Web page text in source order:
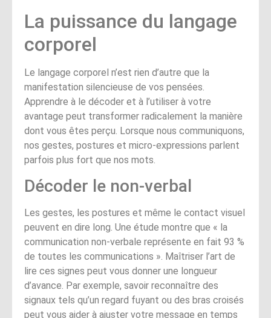
La puissance du langage
corporel
Le langage corporel n’est rien d’autre que la
manifestation silencieuse de vos pensées.
Apprendre à le décoder et à l’utiliser à votre
avantage peut transformer radicalement la manière
dont vous êtes perçu. Lorsque nous communiquons,
nos gestes, postures et micro-expressions parlent
parfois plus fort que nos mots.
Décoder le non-verbal
Les gestes, les postures et même le contact visuel
peuvent en dire long. Une étude montre que « la
communication non-verbale représente en fait 93 %
de toutes les communications ». Maîtriser l’art de
lire ces signes peut vous donner une longueur
d’avance. Par exemple, savoir reconnaître des
signaux tels qu’un regard fuyant ou des bras croisés
peut vous aider à ajuster votre message en temps